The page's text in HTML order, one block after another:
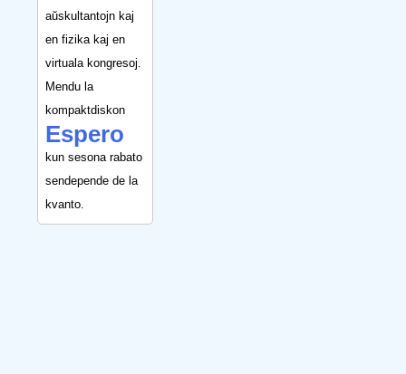
aŭskultantojn kaj
en fizika kaj en
virtuala kongresoj.
Mendu la
kompaktdiskon
Espero
kun sesona rabato
sendepende de la
kvanto.